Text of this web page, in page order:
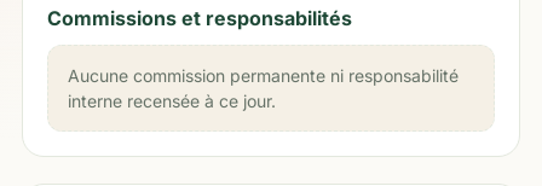
Commissions et responsabilités
Aucune commission permanente ni responsabilité
interne recensée à ce jour.